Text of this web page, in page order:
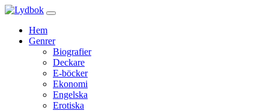
Hem
Genrer
Biografier
Deckare
E-böcker
Ekonomi
Engelska
Erotiska